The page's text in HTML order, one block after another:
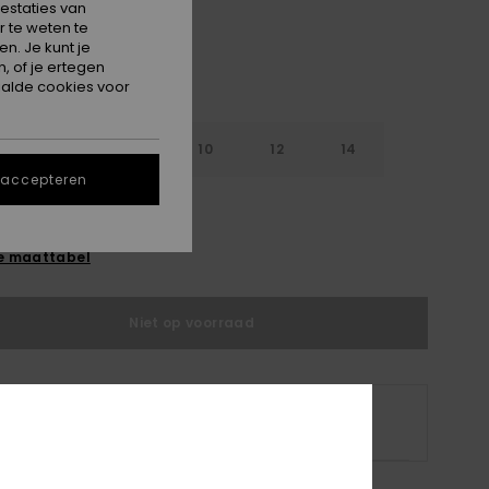
10 12 14
maattabel
van
te weten te
Je kunt je
of je ertegen
cookies voor